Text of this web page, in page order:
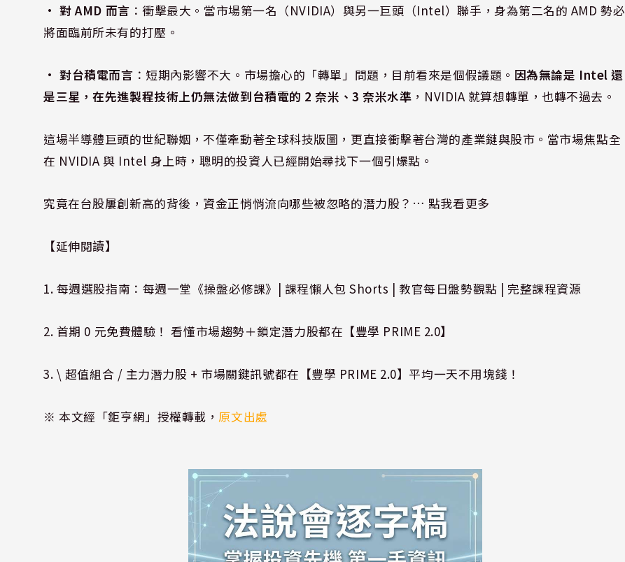
•對 AMD 而言 ：衝擊最大。當市場第一名（NVIDIA）與另一巨頭（Intel）聯手，身為第二名的 AMD 勢必
將面臨前所未有的打壓。
•對台積電而言 ：短期內影響不大。市場擔心的「轉單」問題，目前看來是個假議題。 因為無論是 Intel 還
是三星，在先進製程技術上仍無法做到台積電的 2 奈米、3 奈米水準 ，NVIDIA 就算想轉單，也轉不過去。
這場半導體巨頭的世紀聯姻，不僅牽動著全球科技版圖，更直接衝擊著台灣的產業鏈與股市。當市場焦點全
在 NVIDIA 與 Intel 身上時，聰明的投資人已經開始尋找下一個引爆點。
究竟在台股屢創新高的背後，資金正悄悄流向哪些被忽略的潛力股？ … 點我看更多
【延伸閱讀】
1. 每週選股指南：每週一堂《操盤必修課》| 課程懶人包 Shorts | 教官每日盤勢觀點 | 完整課程資源
2. 首期 0 元免費體驗！ 看懂市場趨勢＋鎖定潛力股都在【豐學 PRIME 2.0】
3. \ 超值組合 / 主力潛力股 + 市場關鍵訊號都在【豐學 PRIME 2.0】平均一天不用塊錢！
※ 本文經「鉅亨網」授權轉載， 原文出處